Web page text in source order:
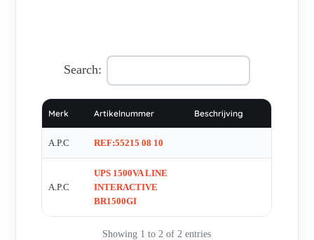
Search:
Merk Artikelnummer Beschrijving
A.P.C REF:55215 08 10
A.P.C
UPS 1500VA LINE
INTERACTIVE
BR1500GI
Showing 1 to 2 of 2 entries